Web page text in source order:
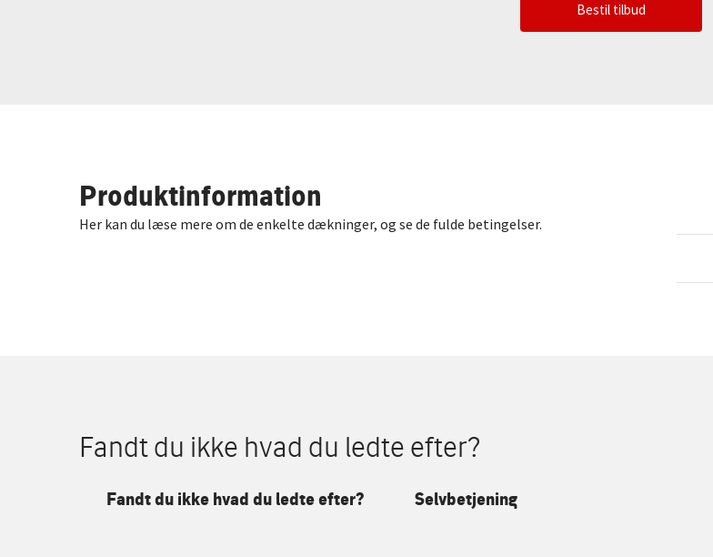
Bestil tilbud
Produktinformation
Her kan du læse mere om de enkelte dækninger, og se de fulde betingelser.
Fandt du ikke hvad du ledte efter?
Fandt du ikke hvad du ledte efter? Selvbetjening